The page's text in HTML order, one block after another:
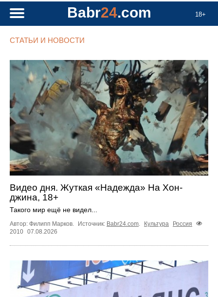
18+
Babr24.com
СТАТЬИ И НОВОСТИ
Видео дня. Жуткая «Надежда» На Хон-
джина, 18+
Такого мир ещё не видел...
Автор: Филипп Марков. Источник: Babr24.com Культура
Россия
2010 07.08.2026